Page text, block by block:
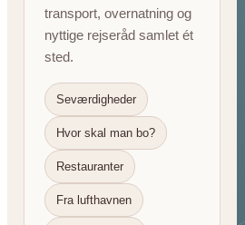
transport, overnatning og
nyttige rejseråd samlet ét
sted.
Seværdigheder
Hvor skal man bo?
Restauranter
Fra lufthavnen